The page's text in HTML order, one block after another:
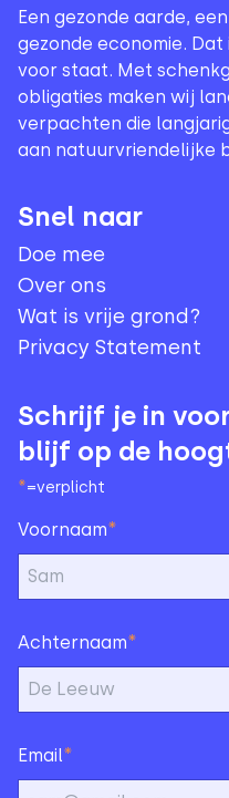
Een gezonde aarde,
gezonde economie.
voor staat. Met
obligaties maken wij
verpachten die
aan natuurvriendelijke
Snel naar
Doe mee
Over ons
Wat is vrije grond?
Privacy Statement
Schrijf je in
blijf op de
*=verplicht
Voornaam*
Achternaam*
Email*